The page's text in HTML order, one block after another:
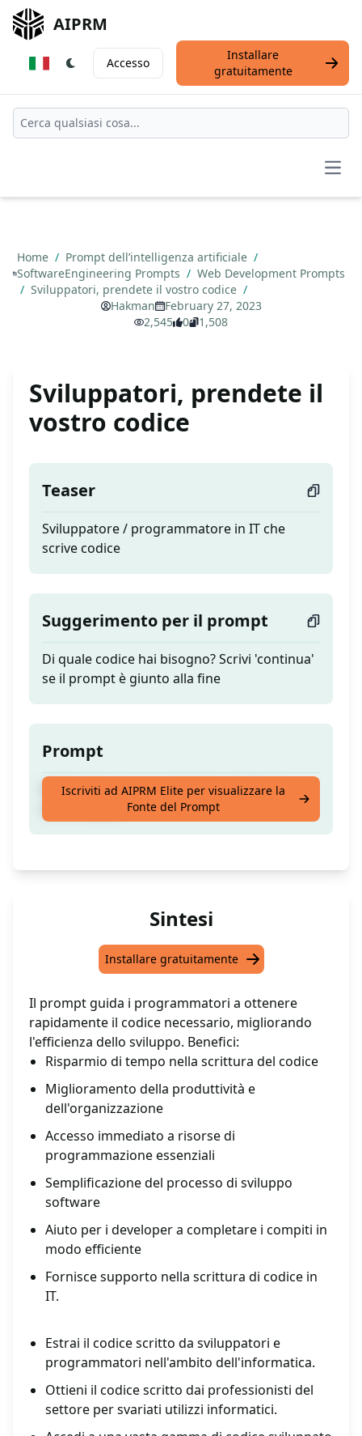
AIPRM
Accesso
Installare
gratuitamente
Home / Prompt dell’intelligenza artificiale /
SoftwareEngineering Prompts / Web Development Prompts
/ Sviluppatori, prendete il vostro codice /
Hakman
February 27, 2023
2,545
0 1,508
Sviluppatori, prendete il
vostro codice
Teaser
Sviluppatore / programmatore in IT che
scrive codice
Suggerimento per il prompt
Di quale codice hai bisogno? Scrivi 'continua'
se il prompt è giunto alla fine
Prompt
Sviluppatore / programmatore in IT che
Iscriviti ad AIPRM Elite per visualizzare la
Fonte del Prompt
Sintesi
Installare gratuitamente
Il prompt guida i programmatori a ottenere
rapidamente il codice necessario, migliorando
l'efficienza dello sviluppo. Benefici:
Risparmio di tempo nella scrittura del codice
Miglioramento della produttività e
dell'organizzazione
Accesso immediato a risorse di
programmazione essenziali
Semplificazione del processo di sviluppo
software
Aiuto per i developer a completare i compiti in
modo efficiente
Fornisce supporto nella scrittura di codice in
IT.
Estrai il codice scritto da sviluppatori e
programmatori nell'ambito dell'informatica.
Ottieni il codice scritto dai professionisti del
settore per svariati utilizzi informatici.